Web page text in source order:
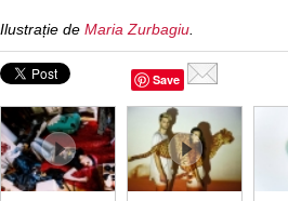
Ilustrație de Maria Zurbagiu.
Save